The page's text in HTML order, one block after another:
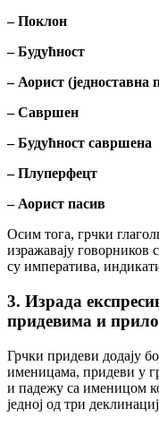
– Поклон
– Будућност
– Аорист (једноставна
– Савршен
– Будућност савршена
– Плуперфецт
– Аорист пасив
Осим тога, грчки
изражавају
су императива,
3. Израда
придевима и
Грчки придеви додају
именицама, придеви у
и падежу са именицом
једној од три